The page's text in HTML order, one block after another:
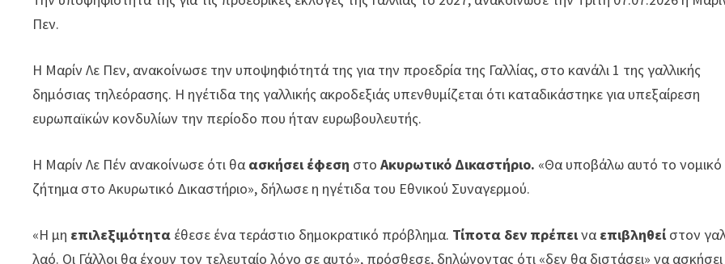
Πεν.
Η Μαρίν Λε Πεν, ανακοίνωσε την υποψηφιότητά της για την προεδρία της Γαλλίας, στο κανάλι 1 της γαλλικής
δημόσιας τηλεόρασης. Η ηγέτιδα της γαλλικής ακροδεξιάς υπενθυμίζεται ότι καταδικάστηκε για υπεξαίρεση
ευρωπαϊκών κονδυλίων την περίοδο που ήταν ευρωβουλευτής.
Η Μαρίν Λε Πέν ανακοίνωσε ότι θα ασκήσει έφεση στοΑκυρωτικό Δικαστήριο. «Θα υποβάλω αυτό το νομικό
ζήτημα στο Ακυρωτικό Δικαστήριο», δήλωσε η ηγέτιδα του Εθνικού Συναγερμού.
«Η μη επιλεξιμότητα έθεσε ένα τεράστιο δημοκρατικό πρόβλημα. Τίποτα δεν πρέπεινα επιβληθείστον
λαό. Οι Γάλλοι θα έχουν τον τελευταίο λόγο σε αυτό», πρόσθεσε, δηλώνοντας ότι «δεν θα διστάσει» να ασκήσει